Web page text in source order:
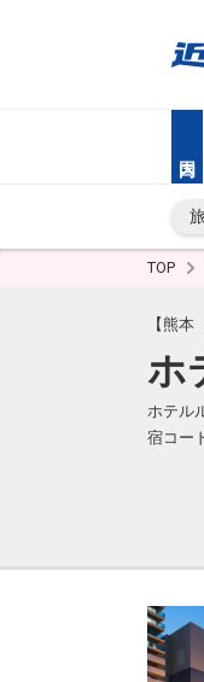
TOP
【熊
ホ
ホテル
宿コー